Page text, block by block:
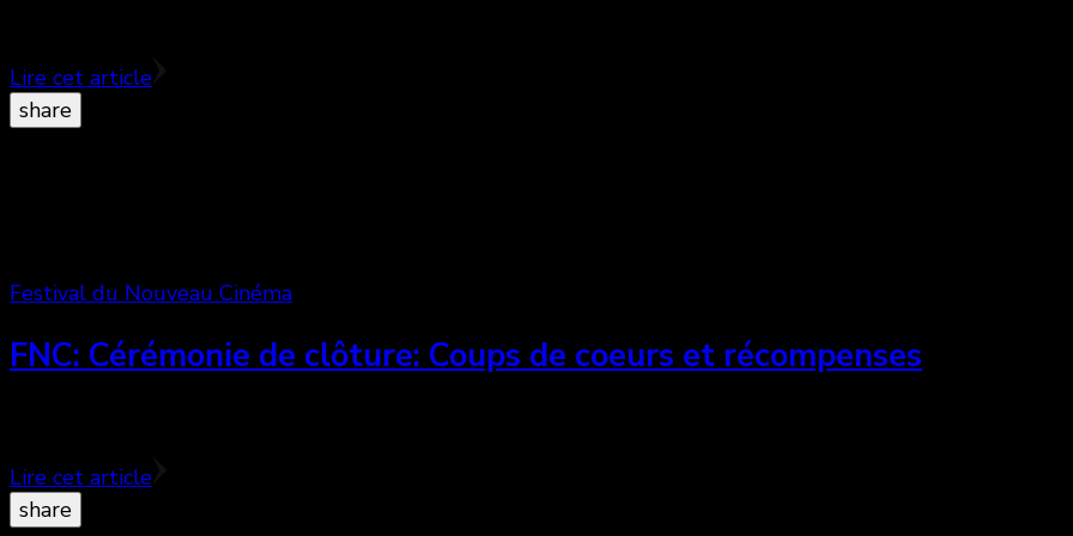
Lire cet article
share
Festival du Nouveau Cinéma
FNC: Cérémonie de clôture: Coups de coeurs et récompenses
Lire cet article
share